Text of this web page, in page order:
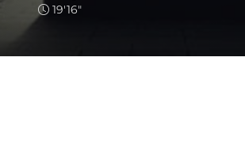
19'16"